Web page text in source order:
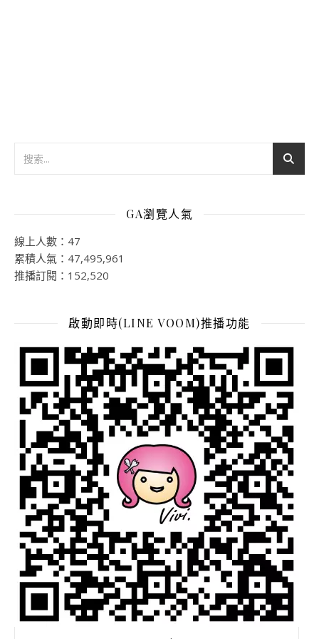
GA瀏覽人氣
線上人數：47
累積人氣：47,495,961
推播訂閱：152,520
啟動即時(LINE VOOM)推播功能